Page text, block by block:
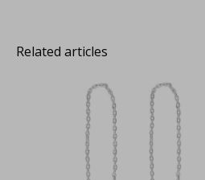
Related articles